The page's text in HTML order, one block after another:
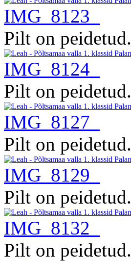
IMG_8123
Pilt on peidetud.
IMG_8124
Pilt on peidetud.
IMG_8127
Pilt on peidetud.
IMG_8129
Pilt on peidetud.
IMG_8132
Pilt on peidetud.